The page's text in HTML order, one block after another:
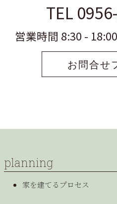
TEL
営業時間 8:30 -
お問合せ
planning
家を建てるプロセス